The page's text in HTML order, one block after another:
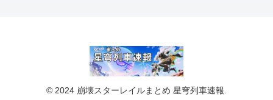
© 2024 崩壊スターレイルまとめ 星穹列車速報.